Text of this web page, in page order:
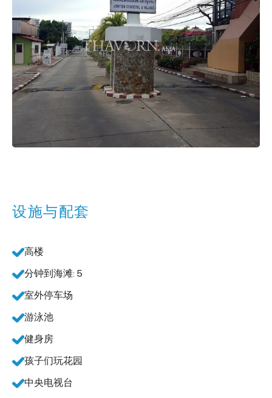
设施与配套
高楼
分钟到海滩: 5
室外停车场
游泳池
健身房
孩子们玩花园
中央电视台